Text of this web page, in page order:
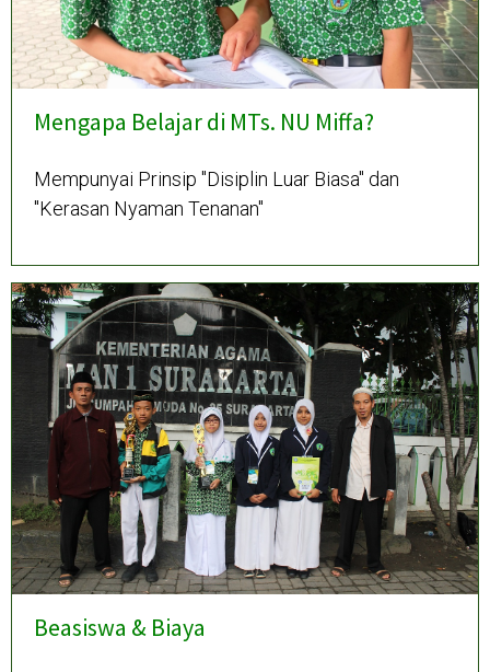
Mengapa Belajar di MTs. NU Miffa?
Mempunyai Prinsip "Disiplin Luar Biasa" dan
"Kerasan Nyaman Tenanan"
Beasiswa & Biaya